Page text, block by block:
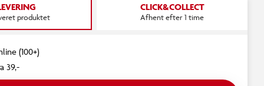
produktet
CLICK&COLLECT
Afhent efter 1 time
(100+)
39,-